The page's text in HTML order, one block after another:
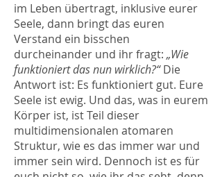
im Leben übertragt, inklusive eurer
Seele, dann bringt das euren
Verstand ein bisschen
durcheinander und ihr fragt: „Wie
funktioniert das nun wirklich?“Die
Antwort ist: Es funktioniert gut. Eure
Seele ist ewig. Und das, was in eurem
Körper ist, ist Teil dieser
multidimensionalen atomaren
Struktur, wie es das immer war und
immer sein wird. Dennoch ist es für